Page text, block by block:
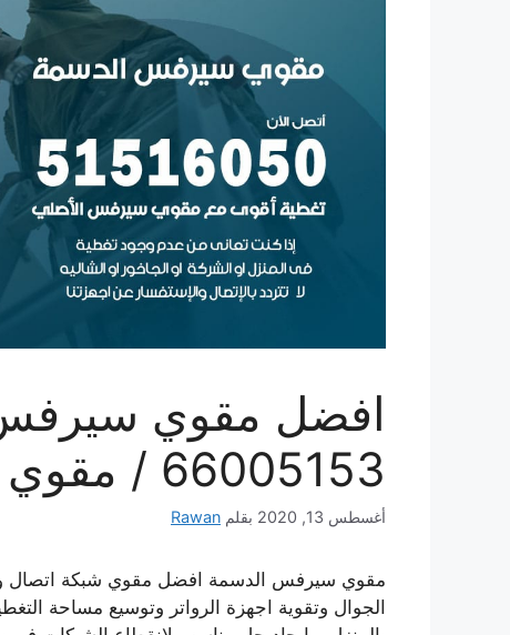
افضل مقوي
66005153 / مقوي سيرفس للبيع الدسمة
أغسطس 13, 2020 بقلم Rawan
الجوال وتقوية اجهزة الرواتر وتوسيع مساحة